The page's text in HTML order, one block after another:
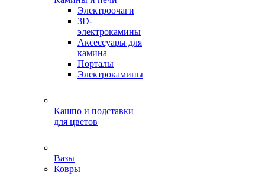
Электроочаги
3D-
электрокамины
Аксессуары для
камина
Порталы
Электрокамины
Кашпо и подставки
для цветов
Вазы
Ковры